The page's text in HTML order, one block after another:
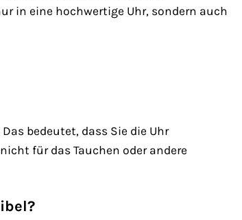
in eine hochwertige Uhr, sondern auch
bedeutet, dass Sie die Uhr
für das Tauchen oder andere